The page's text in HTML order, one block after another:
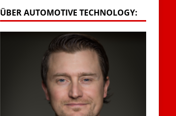
ÜBER AUTOMOTIVE TECHNOLOGY: